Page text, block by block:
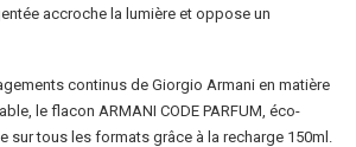
accroche la lumière et oppose un
continus de Giorgio Armani en matière
le flacon ARMANI CODE PARFUM, éco-
sur tous les formats grâce à la recharge 150ml.